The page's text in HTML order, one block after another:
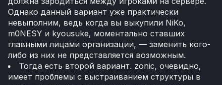
Однако данный вариант уже практически
невыполним, ведь когда вы выкупили NiKo,
m0NESY и kyousuke, моментально ставших
главными лицами организации, — заменить кого-
либо из них не представляется возможным.
Тогда есть второй вариант. zonic, очевидно,
имеет проблемы с выстраиванием структуры в